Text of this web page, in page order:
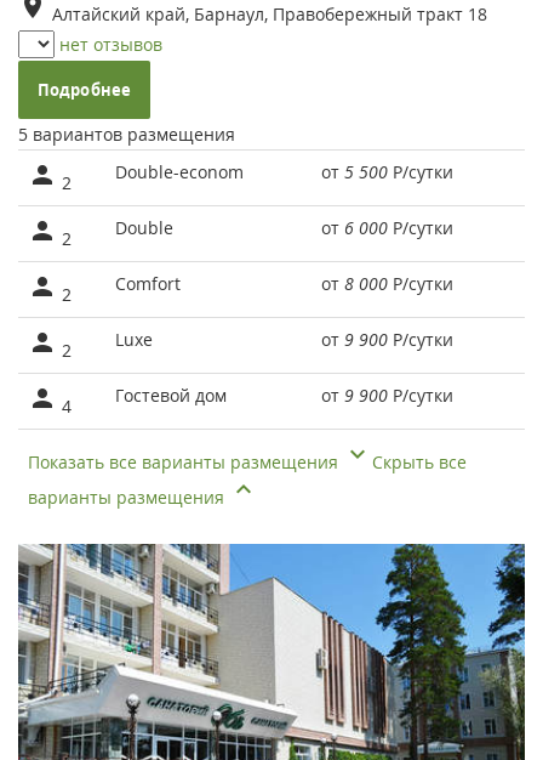
Алтайский край, Барнаул, Правобережный тракт 18
нет отзывов
Подробнее
5 вариантов размещения
2 Double-econom от 5 500 Р/сутки
2 Double от 6 000 Р/сутки
2 Comfort от 8 000 Р/сутки
2 Luxe от 9 900 Р/сутки
4 Гостевой дом от 9 900 Р/сутки
Показать все варианты размещения
Скрыть все
варианты размещения